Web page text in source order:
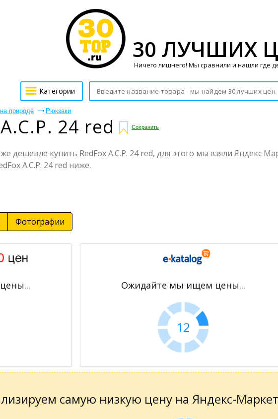
природе Рюкзаки
24 red Сохранить
дешевле купить RedFox A.C.P. 24 red, для этого мы взяли Яндекс
A.C.P. 24 red ниже.
Фотографии
Ожидайте мы ищем цены...
11
самую низкую цену на Яндекс-
30 ЛУЧШИХ
Ничего лишнего! Мы сравнили и нашли где
Категории